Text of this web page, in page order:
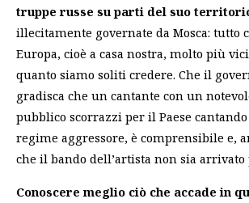
truppe russe su parti del suo
illecitamente governate da Mosca: tutto
Europa, cioè a casa nostra, molto più
quanto siamo soliti credere. Che il
gradisca che un cantante con un
pubblico scorrazzi per il Paese
regime aggressore, è comprensibile e,
che il bando dell’artista non sia
Conoscere meglio ciò che accade in